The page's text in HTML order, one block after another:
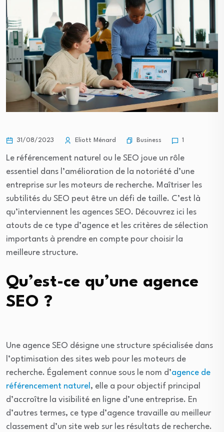
31/08/2023 Eliott Ménard Business 1
Le référencement naturel ou le SEO joue un rôle
essentiel dans l’amélioration de la notoriété d’une
entreprise sur les moteurs de recherche. Maîtriser les
subtilités du SEO peut être un défi de taille. C’est là
qu’interviennent les agences SEO. Découvrez ici les
atouts de ce type d’agence et les critères de sélection
importants à prendre en compte pour choisir la
meilleure structure.
Qu’est-ce qu’une agence
SEO ?
Une agence SEO désigne une structure spécialisée dans
l’optimisation des sites web pour les moteurs de
recherche. Également connue sous le nom d’agence de
référencement naturel, elle a pour objectif principal
d’accroître la visibilité en ligne d’une entreprise. En
d’autres termes, ce type d’agence travaille au meilleur
classement d’un site web sur les résultats de recherche.